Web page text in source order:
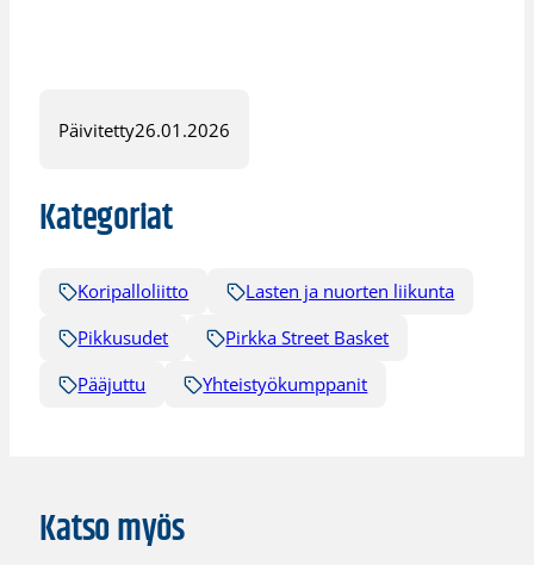
Päivitetty26.01.2026
Kategoriat
Koripalloliitto
Lasten ja nuorten liikunta
Pikkusudet
Pirkka Street Basket
Pääjuttu
Yhteistyökumppanit
Katso myös